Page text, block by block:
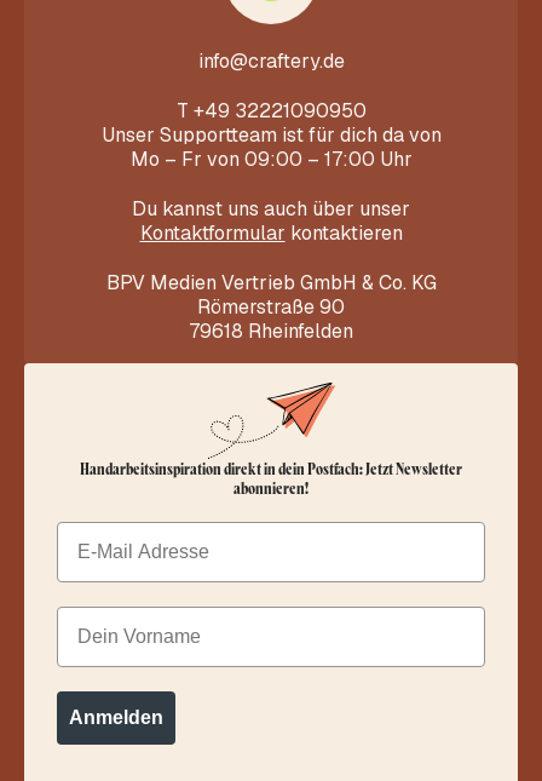
info@craftery.de
T +49 32221090950
Unser Supportteam ist für dich da von
Mo – Fr von 09:00 – 17:00 Uhr
Du kannst uns auch über unser
Kontaktformular kontaktieren
BPV Medien Vertrieb GmbH & Co. KG
Römerstraße 90
79618 Rheinfelden
Handarbeitsinspiration direkt in dein Postfach: Jetzt Newsletter
abonnieren!
Email
Dein Vorname
Anmelden